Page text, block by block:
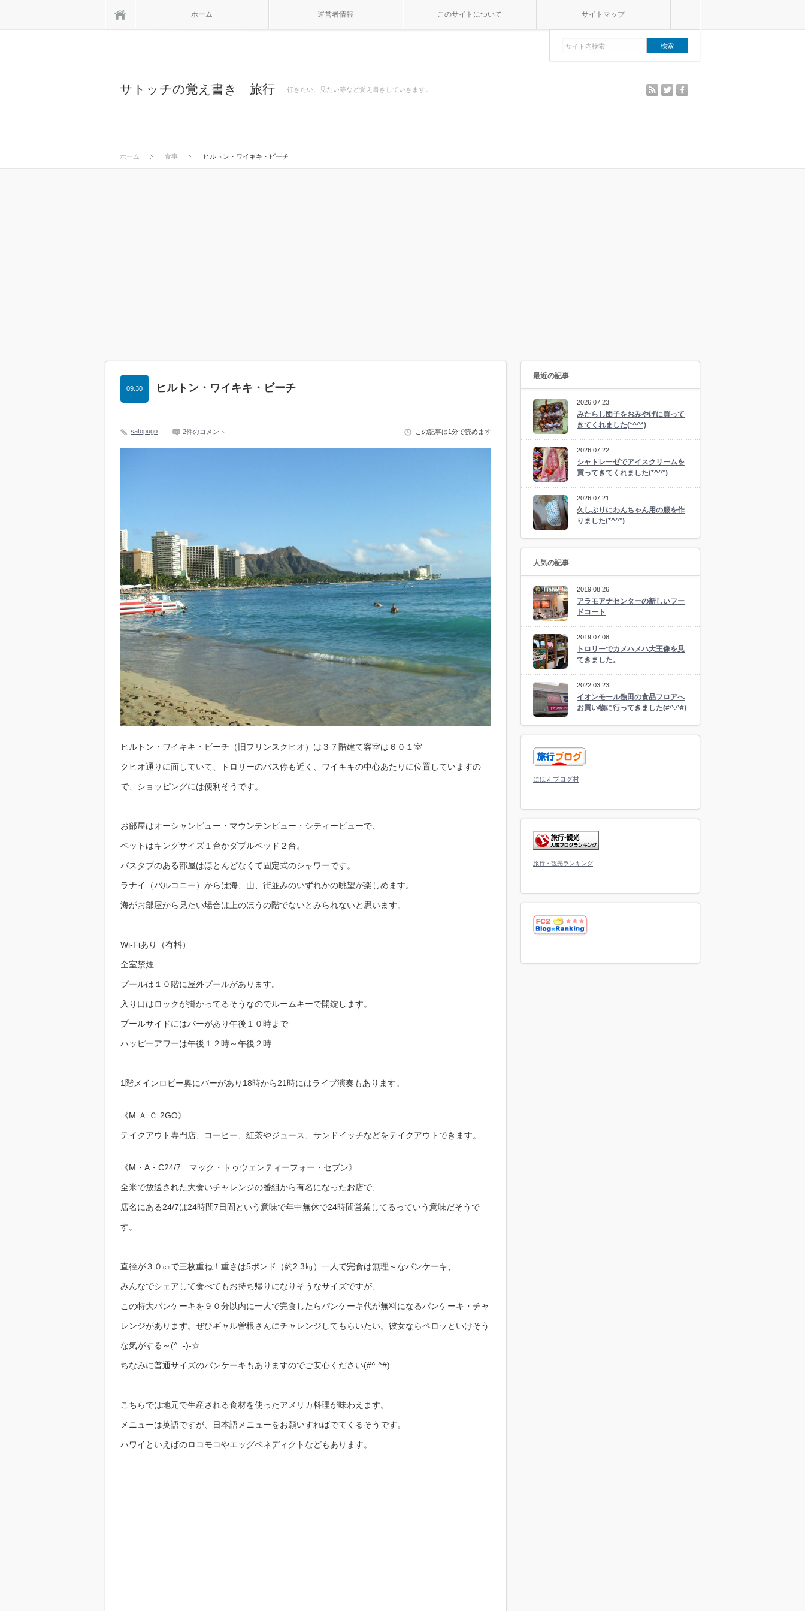
ホーム 運営者情報 このサイトについて サイトマップ
サトッチの覚え書き 旅行 行きたい、見たい等など覚え書きしていきます。 rss twitter
ホーム 食事 ヒルトン・ワイキキ・ビーチ
ヒルトン・ワイキキ・ビーチ
09.30
satopugo 2件のコメント この記事は1分で読めます
ヒルトン・ワイキキ・ビーチ（旧プリンスクヒオ）は３７階建て客室は６０１室
クヒオ通りに面していて、トロリーのバス停も近く、ワイキキの中心あたりに位置していますの
で、ショッピングには便利そうです。
お部屋はオーシャンビュー・マウンテンビュー・シティービューで、
ベットはキングサイズ１台かダブルベッド２台。
バスタブのある部屋はほとんどなくて固定式のシャワーです。
ラナイ（バルコニー）からは海、山、街並みのいずれかの眺望が楽しめます。
海がお部屋から見たい場合は上のほうの階でないとみられないと思います。
Wi-Fiあり（有料）
全室禁煙
プールは１０階に屋外プールがあります。
入り口はロックが掛かってるそうなのでルームキーで開錠します。
プールサイドにはバーがあり午後１０時まで
ハッピーアワーは午後１２時～午後２時
1階メインロビー奥にバーがあり18時から21時にはライブ演奏もあります。
《M.Ａ.Ｃ.2GO》
テイクアウト専門店、コーヒー、紅茶やジュース、サンドイッチなどをテイクアウトできます。
《M・A・C24/7 マック・トゥウェンティーフォー・セブン》
全米で放送された大食いチャレンジの番組から有名になったお店で、
店名にある24/7は24時間7日間という意味で年中無休で24時間営業してるっていう意味だそうで
す。
直径が３０㎝で三枚重ね！重さは5ポンド（約2.3㎏）一人で完食は無理～なパンケーキ、
みんなでシェアして食べてもお持ち帰りになりそうなサイズですが、
この特大パンケーキを９０分以内に一人で完食したらパンケーキ代が無料になるパンケーキ・チャ
レンジがあります。ぜひギャル曽根さんにチャレンジしてもらいたい。彼女ならペロッといけそう
な気がする～(^_-)-☆
ちなみに普通サイズのパンケーキもありますのでご安心ください(#^.^#)
こちらでは地元で生産される食材を使ったアメリカ料理が味わえます。
メニューは英語ですが、日本語メニューをお願いすればでてくるそうです。
ハワイといえばのロコモコやエッグベネディクトなどもあります。
最近の記事
2026.07.23
みたらし団子をおみやげに買って
きてくれました(*^^*)
2026.07.22
シャトレーゼでアイスクリームを
買ってきてくれました(*^^*)
2026.07.21
久しぶりにわんちゃん用の服を作
りました(*^^*)
人気の記事
2019.08.26
アラモアナセンターの新しいフー
ドコート
2019.07.08
トロリーでカメハメハ大王像を見
てきました。
2022.03.23
イオンモール熱田の食品フロアへ
お買い物に行ってきました(#^.^#)
にほんブログ村
旅行・観光ランキング